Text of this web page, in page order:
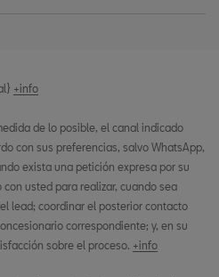
+info
de lo posible, el canal indicado
con sus preferencias, salvo WhatsApp,
exista una petición expresa por su
usted para realizar, cuando sea
lead; coordinar el posterior contacto
correspondiente; y, en su
sobre el proceso. +info